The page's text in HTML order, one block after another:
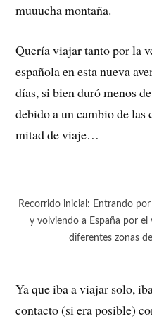
muuucha montaña.
Quería viajar tanto por la
española en esta nueva
días, si bien duró menos
debido a un cambio de
mitad de viaje…
Recorrido inicial: Entrando
y volviendo a España por
diferentes zonas
Ya que iba a viajar solo,
contacto (si era posible)